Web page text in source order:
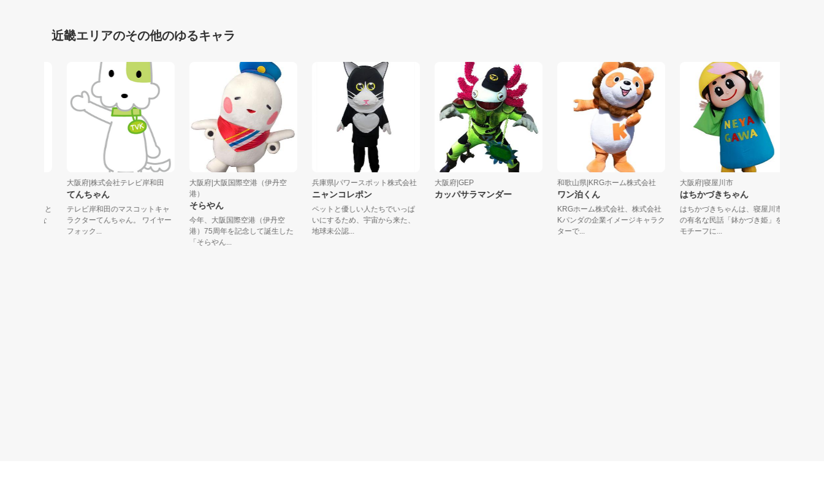
近畿エリアのその他のゆるキャラ
大阪府|株式会社テレビ岸和田
てんちゃん
テレビ岸和田のマスコットキャ
ラクターてんちゃん。 ワイヤー
フォック...
大阪府|大阪国際空港（伊丹空
港）
そらやん
今年、大阪国際空港（伊丹空
港）75周年を記念して誕生した
「そらやん...
兵庫県|パワースポット株式会社
ニャンコレポン
ペットと優しい人たちでいっぱ
いにするため、宇宙から来た、
地球未公認...
大阪府|GEP
カッパサラマンダー
和歌山県|KRGホーム株式会社
ワン泊くん
KRGホーム株式会社、株式会社
Kパンダの企業イメージキャラク
ターで...
大阪府|寝屋川市
はちかづきちゃん
はちかづきちゃんは、寝屋川市
の有名な民話「鉢かづき姫」を
モチーフに...